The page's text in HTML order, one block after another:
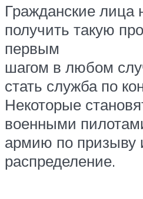
Гражданские лица
получить такую
первым
шагом в любом
стать служба по
Некоторые
военными
армию по призыву
распределение.